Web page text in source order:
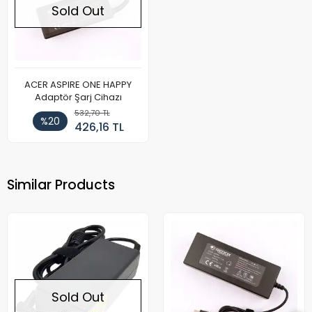
Sold Out
ACER ASPIRE ONE HAPPY
Adaptör Şarj Cihazı
%20
532,70 TL
426,16 TL
Similar Products
Sold Out